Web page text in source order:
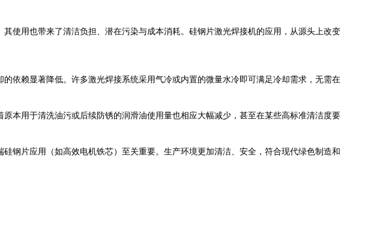
使用也带来了清洁负担、潜在污染与成本消耗。硅钢片激光焊接机的应用，从源头上改变
依赖显著降低。许多激光焊接系统采用气冷或内置的微量水冷即可满足冷却需求，无需在
本用于清洗油污或后续防锈的润滑油使用量也相应大幅减少，甚至在某些高标准清洁度要
钢片应用（如高效电机铁芯）至关重要。生产环境更加清洁、安全，符合现代绿色制造和